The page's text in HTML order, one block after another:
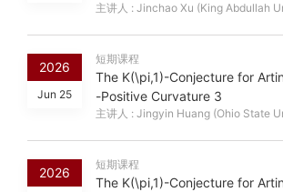
主讲人 : Jinchao Xu (King Abdullah
2026
Jun 25
短期课程
The K(\pi,1)-Conjecture for
-Positive Curvature 3
主讲人 : Jingyin Huang (Ohio State
2026
短期课程
The K(\pi,1)-Conjecture for